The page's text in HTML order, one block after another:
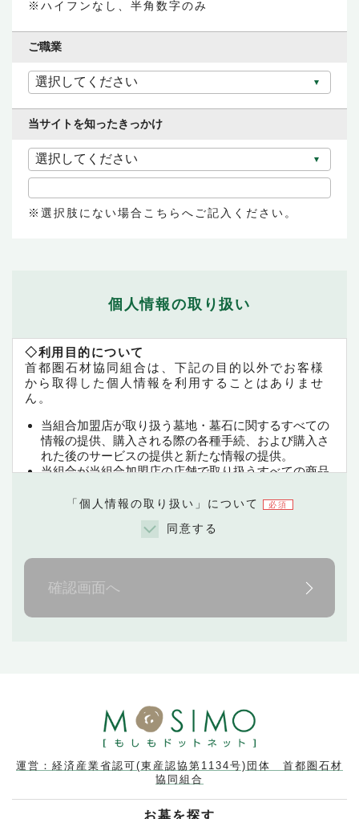
ハイフンなし、半角数字のみ
ご職業
当サイトを知ったきっかけ
選択肢にない場合こちらへご記入ください。
個人情報の取り扱い
◇利用目的について
首都圏石材協同組合は、下記の目的以外でお客様
から取得した個人情報を利用することはありませ
ん。
当組合加盟店が取り扱う墓地・墓石に関するすべての
情報の提供、購入される際の各種手続、および購入さ
れた後のサービスの提供と新たな情報の提供。
当組合が当組合加盟店の店舗で取り扱うすべての商品
購入された後のサービスの提供と新たな情報の提供。
◇第三者への提供に関して
ましては、当組合の加盟店および業務委託先を除
することはございません。
◇業務委託先への個人情報の預託
◇開示等及び苦情相談窓口
個人情報のご提供を頂いておりますお客様は、当
組合に対して個人情報の開示請求権、内容に関す
る訂正依頼権、利用停止権、および第三者への提
供の拒否権の行使が可狽ﾅす。
いに関する苦情および相談に関する窓口は、下記
「個人情報の取り扱い」について 必須
同意する
確認画面へ
運営：経済産業省認可(東産認協第1134号)団体 首都圏石材
協同組合
お墓を探す